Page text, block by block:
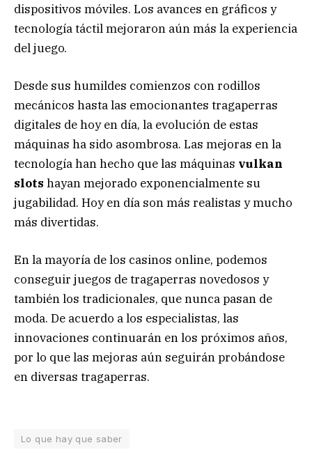
dispositivos móviles. Los avances en gráficos y
tecnología táctil mejoraron aún más la experiencia
del juego.
Desde sus humildes comienzos con rodillos
mecánicos hasta las emocionantes tragaperras
digitales de hoy en día, la evolución de estas
máquinas ha sido asombrosa. Las mejoras en la
tecnología han hecho que las máquinas vulkan
slots hayan mejorado exponencialmente su
jugabilidad. Hoy en día son más realistas y mucho
más divertidas.
En la mayoría de los casinos online, podemos
conseguir juegos de tragaperras novedosos y
también los tradicionales, que nunca pasan de
moda. De acuerdo a los especialistas, las
innovaciones continuarán en los próximos años,
por lo que las mejoras aún seguirán probándose
en diversas tragaperras.
Lo que hay que saber